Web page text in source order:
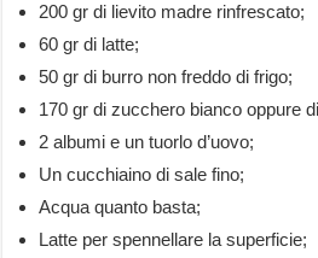
200 gr di lievito madre rinfrescato;
60 gr di latte;
50 gr di burro non freddo di frigo;
170 gr di zucchero bianco oppure
2 albumi e un tuorlo d’uovo;
Un cucchiaino di sale fino;
Acqua quanto basta;
Latte per spennellare la superficie;